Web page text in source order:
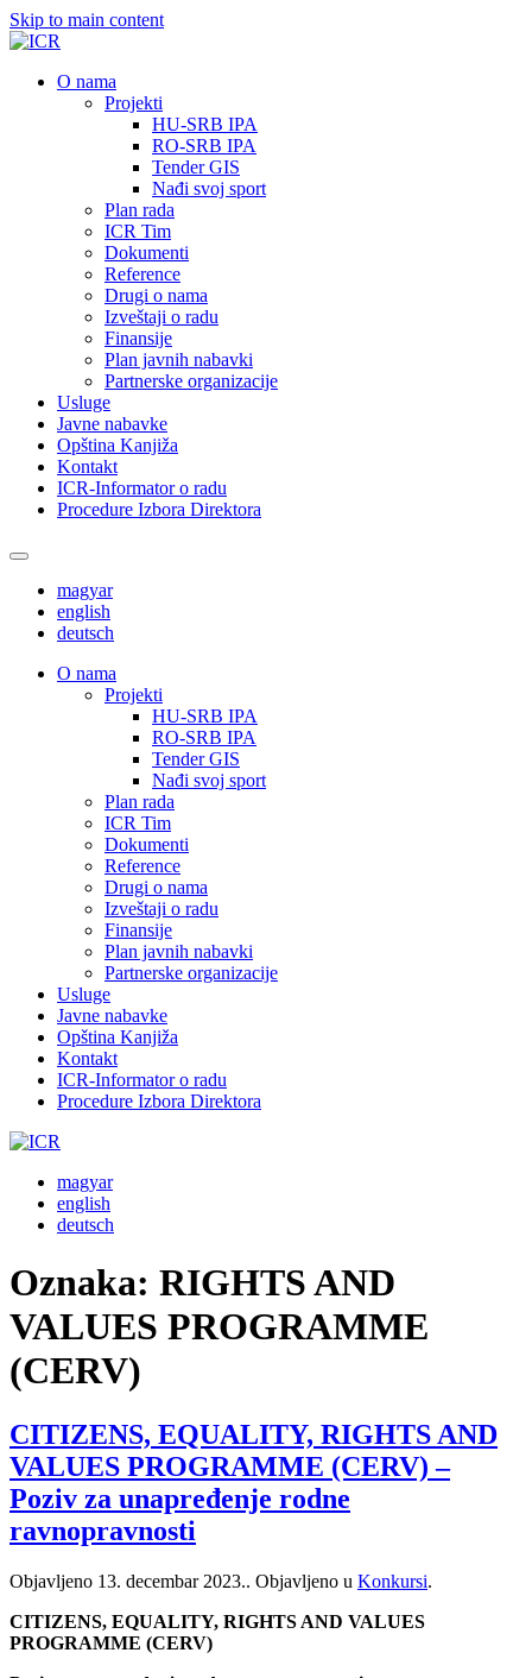
Skip to main content
О nama
Projekti
HU-SRB IPA
RO-SRB IPA
Tender GIS
Nađi svoj sport
Plan rada
ICR Tim
Dokumenti
Reference
Drugi o nama
Izveštaji o radu
Finansije
Plan javnih nabavki
Partnerske organizacije
Usluge
Javne nabavke
Opština Kanjiža
Kontakt
ICR-Informator o radu
Procedure Izbora Direktora
magyar
english
deutsch
О nama
Projekti
HU-SRB IPA
RO-SRB IPA
Tender GIS
Nađi svoj sport
Plan rada
ICR Tim
Dokumenti
Reference
Drugi o nama
Izveštaji o radu
Finansije
Plan javnih nabavki
Partnerske organizacije
Usluge
Javne nabavke
Opština Kanjiža
Kontakt
ICR-Informator o radu
Procedure Izbora Direktora
magyar
english
deutsch
Oznaka: RIGHTS AND
VALUES PROGRAMME
(CERV)
CITIZENS, EQUALITY, RIGHTS AND
VALUES PROGRAMME (CERV) –
Poziv za unapređenje rodne
ravnopravnosti
Objavljeno 13. decembar 2023.. Objavljeno u Konkursi.
CITIZENS, EQUALITY, RIGHTS AND VALUES
PROGRAMME (CERV)